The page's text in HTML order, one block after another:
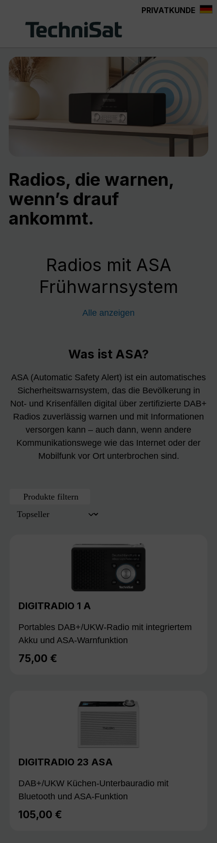
PRIVATKUNDE
Radios, die warnen,
wenn’s drauf
ankommt.
Radios mit ASA
Frühwarnsystem
Alle anzeigen
Was ist ASA?
ASA (Automatic Safety Alert) ist ein automatisches
Sicherheitswarnsystem, das die Bevölkerung in
Not- und Krisenfällen digital über zertifizierte DAB+
Radios zuverlässig warnen und mit Informationen
versorgen kann – auch dann, wenn andere
Kommunikationswege wie das Internet oder der
Mobilfunk vor Ort unterbrochen sind.
Produkte filtern
DIGITRADIO 1 A
Portables DAB+/UKW-Radio mit integriertem
Akku und ASA-Warnfunktion
Regulärer Preis:
75,00 €
DIGITRADIO 23 ASA
DAB+/UKW Küchen-Unterbauradio mit
Bluetooth und ASA-Funktion
Regulärer Preis:
105,00 €